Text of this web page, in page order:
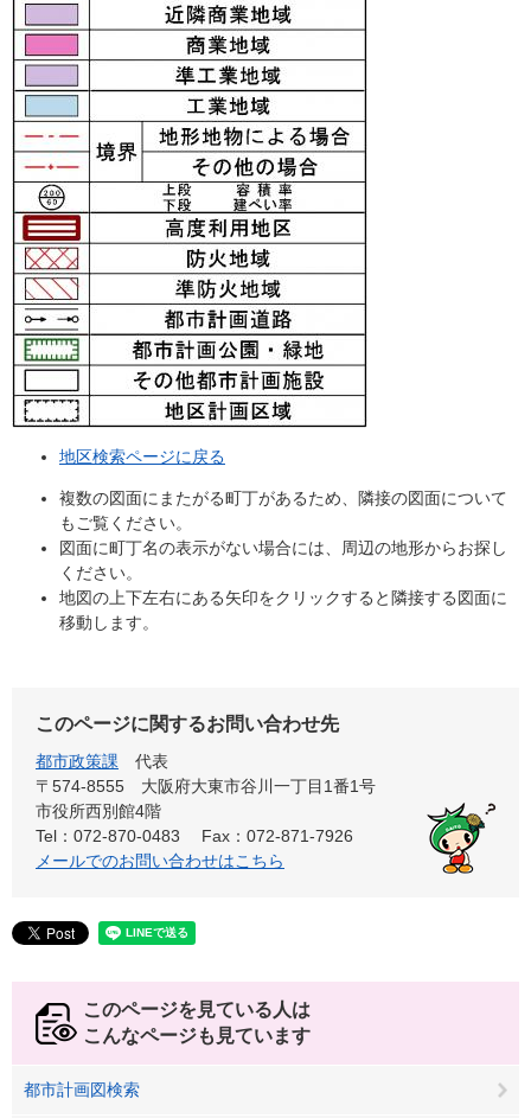
地区検索ページに戻る
複数の図面にまたがる町丁があるため、隣接の図面について
もご覧ください。
図面に町丁名の表示がない場合には、周辺の地形からお探し
ください。
地図の上下左右にある矢印をクリックすると隣接する図面に
移動します。
このページに関するお問い合わせ先
都市政策課
代表
〒574-8555 大阪府大東市谷川一丁目1番1号
市役所西別館4階
Tel：072-870-0483
Fax：072-871-7926
メールでのお問い合わせはこちら
このページを見ている人は
こんなページも見ています
都市計画図検索